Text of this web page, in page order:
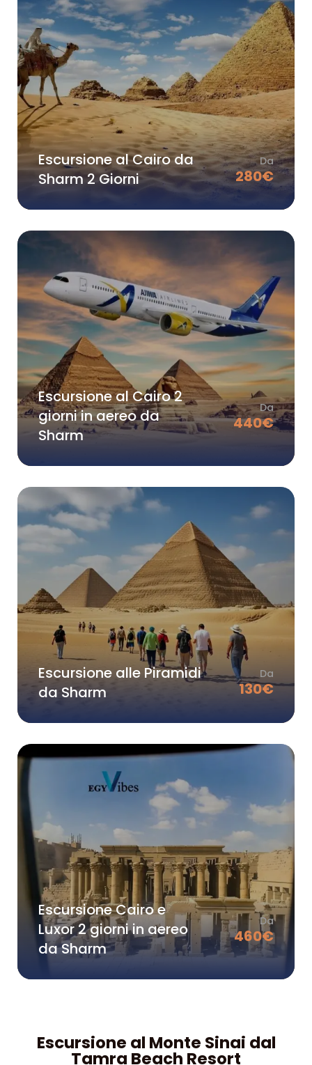
Escursione al Cairo da
Sharm 2 Giorni
Da
280€
Escursione al Cairo 2
giorni in aereo da
Sharm
Da
440€
Escursione alle Piramidi
da Sharm
Da
130€
Escursione Cairo e
Luxor 2 giorni in aereo
da Sharm
Da
460€
Escursione al Monte Sinai dal
Tamra Beach Resort